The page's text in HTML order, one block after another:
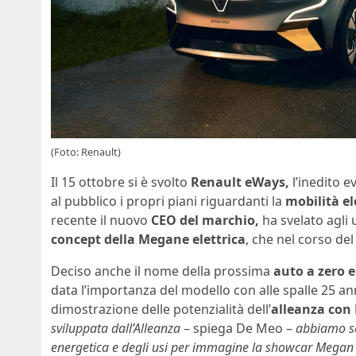
(Foto: Renault)
Il 15 ottobre si è svolto Renault eWays, l’inedito
al pubblico i propri piani riguardanti la mobilità
recente il nuovo CEO del marchio, ha svelato agli
concept della Megane elettrica, che nel corso
Deciso anche il nome della prossima auto a zero
data l’importanza del modello con alle spalle 25
dimostrazione delle potenzialità dell’alleanza con
sviluppata dall’Alleanza– spiega De Meo –abbiamo
energetica e degli usi per immagine la showcar